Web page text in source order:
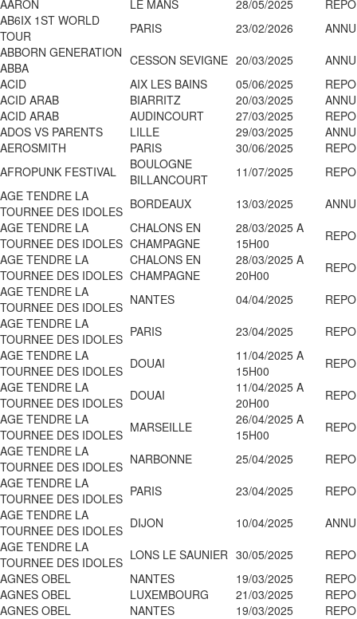
AARON
LE MANS 28/05/2025
AB6IX 1ST WORLD
TOUR
PARIS 23/02/2026
ABBORN GENERATION
ABBA
CESSON SEVIGNE 20/03/2025
ACID
AIX LES BAINS 05/06/2025
ACID ARAB
BIARRITZ 20/03/2025
ACID ARAB
AUDINCOURT 27/03/2025
ADOS VS PARENTS
LILLE 29/03/2025
AEROSMITH
PARIS 30/06/2025
AFROPUNK FESTIVAL
BOULOGNE
BILLANCOURT
11/07/2025
AGE TENDRE LA
TOURNEE DES IDOLES BORDEAUX 13/03/2025
AGE TENDRE LA
TOURNEE DES IDOLES
CHALONS EN
CHAMPAGNE
28/03/2025 A
15H00
AGE TENDRE LA
TOURNEE DES IDOLES
CHALONS EN
CHAMPAGNE
28/03/2025 A
20H00
AGE TENDRE LA
TOURNEE DES IDOLES NANTES 04/04/2025
AGE TENDRE LA
TOURNEE DES IDOLES PARIS 23/04/2025
AGE TENDRE LA
TOURNEE DES IDOLES DOUAI
11/04/2025 A
15H00
AGE TENDRE LA
TOURNEE DES IDOLES DOUAI
11/04/2025 A
20H00
AGE TENDRE LA
TOURNEE DES IDOLES MARSEILLE
26/04/2025 A
15H00
AGE TENDRE LA
TOURNEE DES IDOLES NARBONNE 25/04/2025
AGE TENDRE LA
TOURNEE DES IDOLES PARIS 23/04/2025
AGE TENDRE LA
TOURNEE DES IDOLES DIJON 10/04/2025
AGE TENDRE LA
TOURNEE DES IDOLES LONS LE SAUNIER 30/05/2025
AGNES OBEL
NANTES 19/03/2025
AGNES OBEL
LUXEMBOURG 21/03/2025
AGNES OBEL
NANTES 19/03/2025